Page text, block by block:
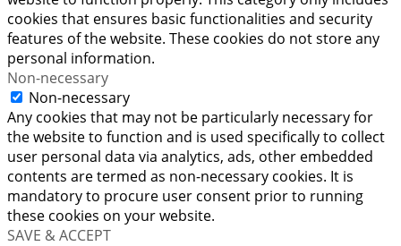
cookies that ensures basic functionalities and security
features of the website. These cookies do not store any
personal information.
Non-necessary
Non-necessary
Any cookies that may not be particularly necessary for
the website to function and is used specifically to collect
user personal data via analytics, ads, other embedded
contents are termed as non-necessary cookies. It is
mandatory to procure user consent prior to running
these cookies on your website.
SAVE & ACCEPT